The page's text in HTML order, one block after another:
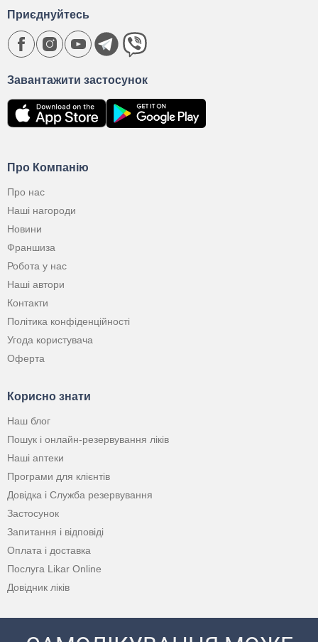
Про Компанію
Про нас
Наші нагороди
Новини
Франшиза
Робота у нас
Наші автори
Контакти
Політика конфіденційності
Угода користувача
Оферта
Корисно знати
Наш блог
Пошук і онлайн-резервування ліків
Наші аптеки
Програми для клієнтів
Довідка і Служба резервування
Застосунок
Запитання і відповіді
Оплата і доставка
Послуга Likar Online
Довідник ліків
Завантажити застосунок
Приєднуйтесь